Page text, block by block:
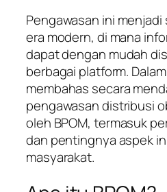
Pengawasan ini
era modern, di mana
dapat dengan mudah
berbagai platform.
membahas secara
pengawasan distribusi
oleh BPOM, termasuk
dan pentingnya aspek
masyarakat.